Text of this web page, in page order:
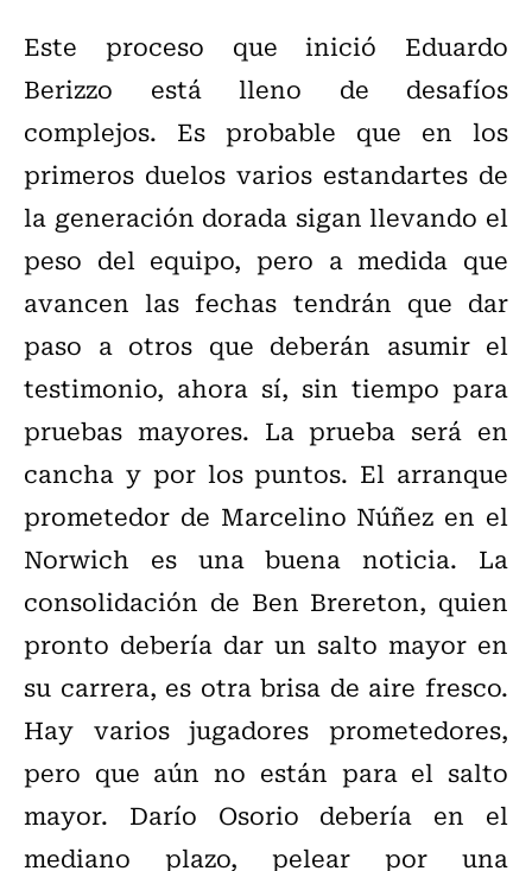
Este proceso que inició Eduardo
Berizzo está lleno de desafíos
complejos. Es probable que en los
primeros duelos varios estandartes de
la generación dorada sigan llevando el
peso del equipo, pero a medida que
avancen las fechas tendrán que dar
paso a otros que deberán asumir el
testimonio, ahora sí, sin tiempo para
pruebas mayores. La prueba será en
cancha y por los puntos. El arranque
prometedor de Marcelino Núñez en el
Norwich es una buena noticia. La
consolidación de Ben Brereton, quien
pronto debería dar un salto mayor en
su carrera, es otra brisa de aire fresco.
Hay varios jugadores prometedores,
pero que aún no están para el salto
mayor. Darío Osorio debería en el
mediano plazo, pelear por una